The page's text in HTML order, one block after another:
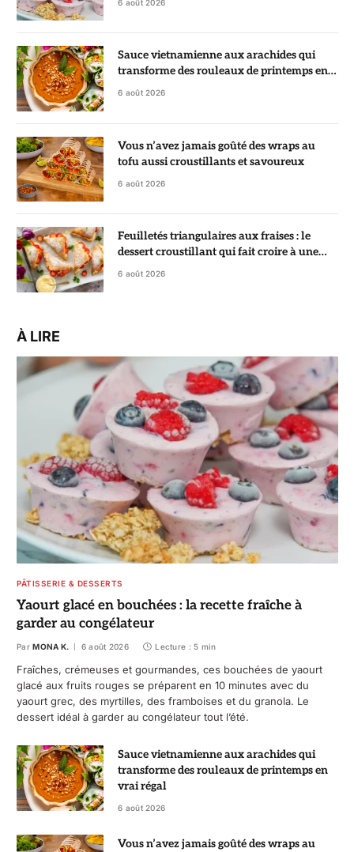
6 août 2026
Sauce vietnamienne aux arachides qui
transforme des rouleaux de printemps en
vrai régal
6 août 2026
Vous n’avez jamais goûté des wraps au
tofu aussi croustillants et savoureux
6 août 2026
Feuilletés triangulaires aux fraises : le
dessert croustillant qui fait croire à une
pâtisserie de chef
6 août 2026
À LIRE
PÂTISSERIE & DESSERTS
Yaourt glacé en bouchées : la recette fraîche à
garder au congélateur
Par MONA K. 6 août 2026 Lecture : 5 min
Fraîches, crémeuses et gourmandes, ces bouchées de yaourt
glacé aux fruits rouges se préparent en 10 minutes avec du
yaourt grec, des myrtilles, des framboises et du granola. Le
dessert idéal à garder au congélateur tout l’été.
Sauce vietnamienne aux arachides qui
transforme des rouleaux de printemps en
vrai régal
6 août 2026
Vous n’avez jamais goûté des wraps au